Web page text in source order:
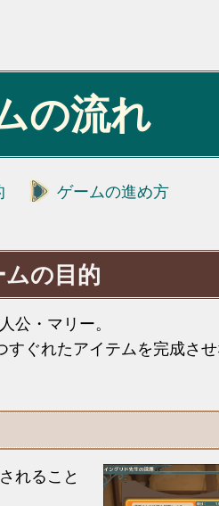
の流れ
ゲームの進め方
ムの目的
公・マリー。
ぐれたアイテムを完成させ
れること